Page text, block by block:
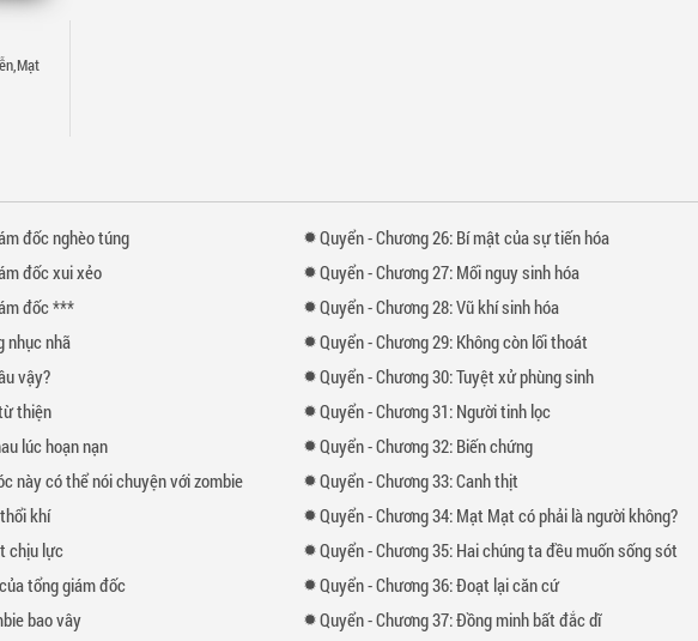
,Mạt
đốc nghèo túng
đốc xui xẻo
đốc ***
nhục nhã
vậy?
thiện
lúc hoạn nạn
này có thể nói chuyện với zombie
khí
chịu lực
tổng giám đốc
bao vây
Quyển-Chương26: Bí mật của sự tiến hóa
Quyển-Chương27: Mối nguy sinh hóa
Quyển-Chương28: Vũ khí sinh hóa
Quyển-Chương29: Không còn lối thoát
Quyển-Chương30: Tuyệt xử phùng sinh
Quyển-Chương31: Người tinh lọc
Quyển-Chương32: Biến chứng
Quyển-Chương33: Canh thịt
Quyển-Chương34: Mạt Mạt có phải là người không?
Quyển-Chương35: Hai chúng ta đều muốn sống sót
Quyển-Chương36: Đoạt lại căn cứ
Quyển-Chương37: Đồng minh bất đắc dĩ